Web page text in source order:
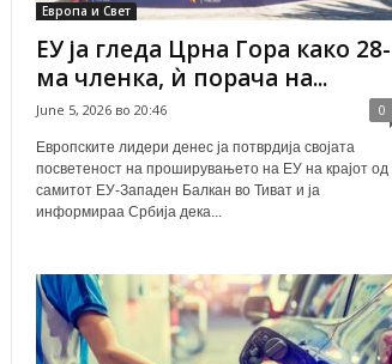
Европа и Свет
ЕУ ја гледа Црна Гора како 28-
ма членка, ѝ порача на...
June 5, 2026 во 20:46 0
Европските лидери денес ја потврдија својата
посветеност на проширувањето на ЕУ на крајот од
самитот ЕУ-Западен Балкан во Тиват и ја
информираа Србија дека...